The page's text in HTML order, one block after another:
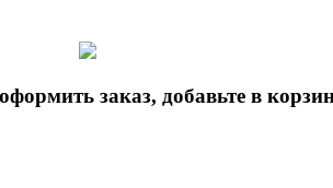
заказ, добавьте в